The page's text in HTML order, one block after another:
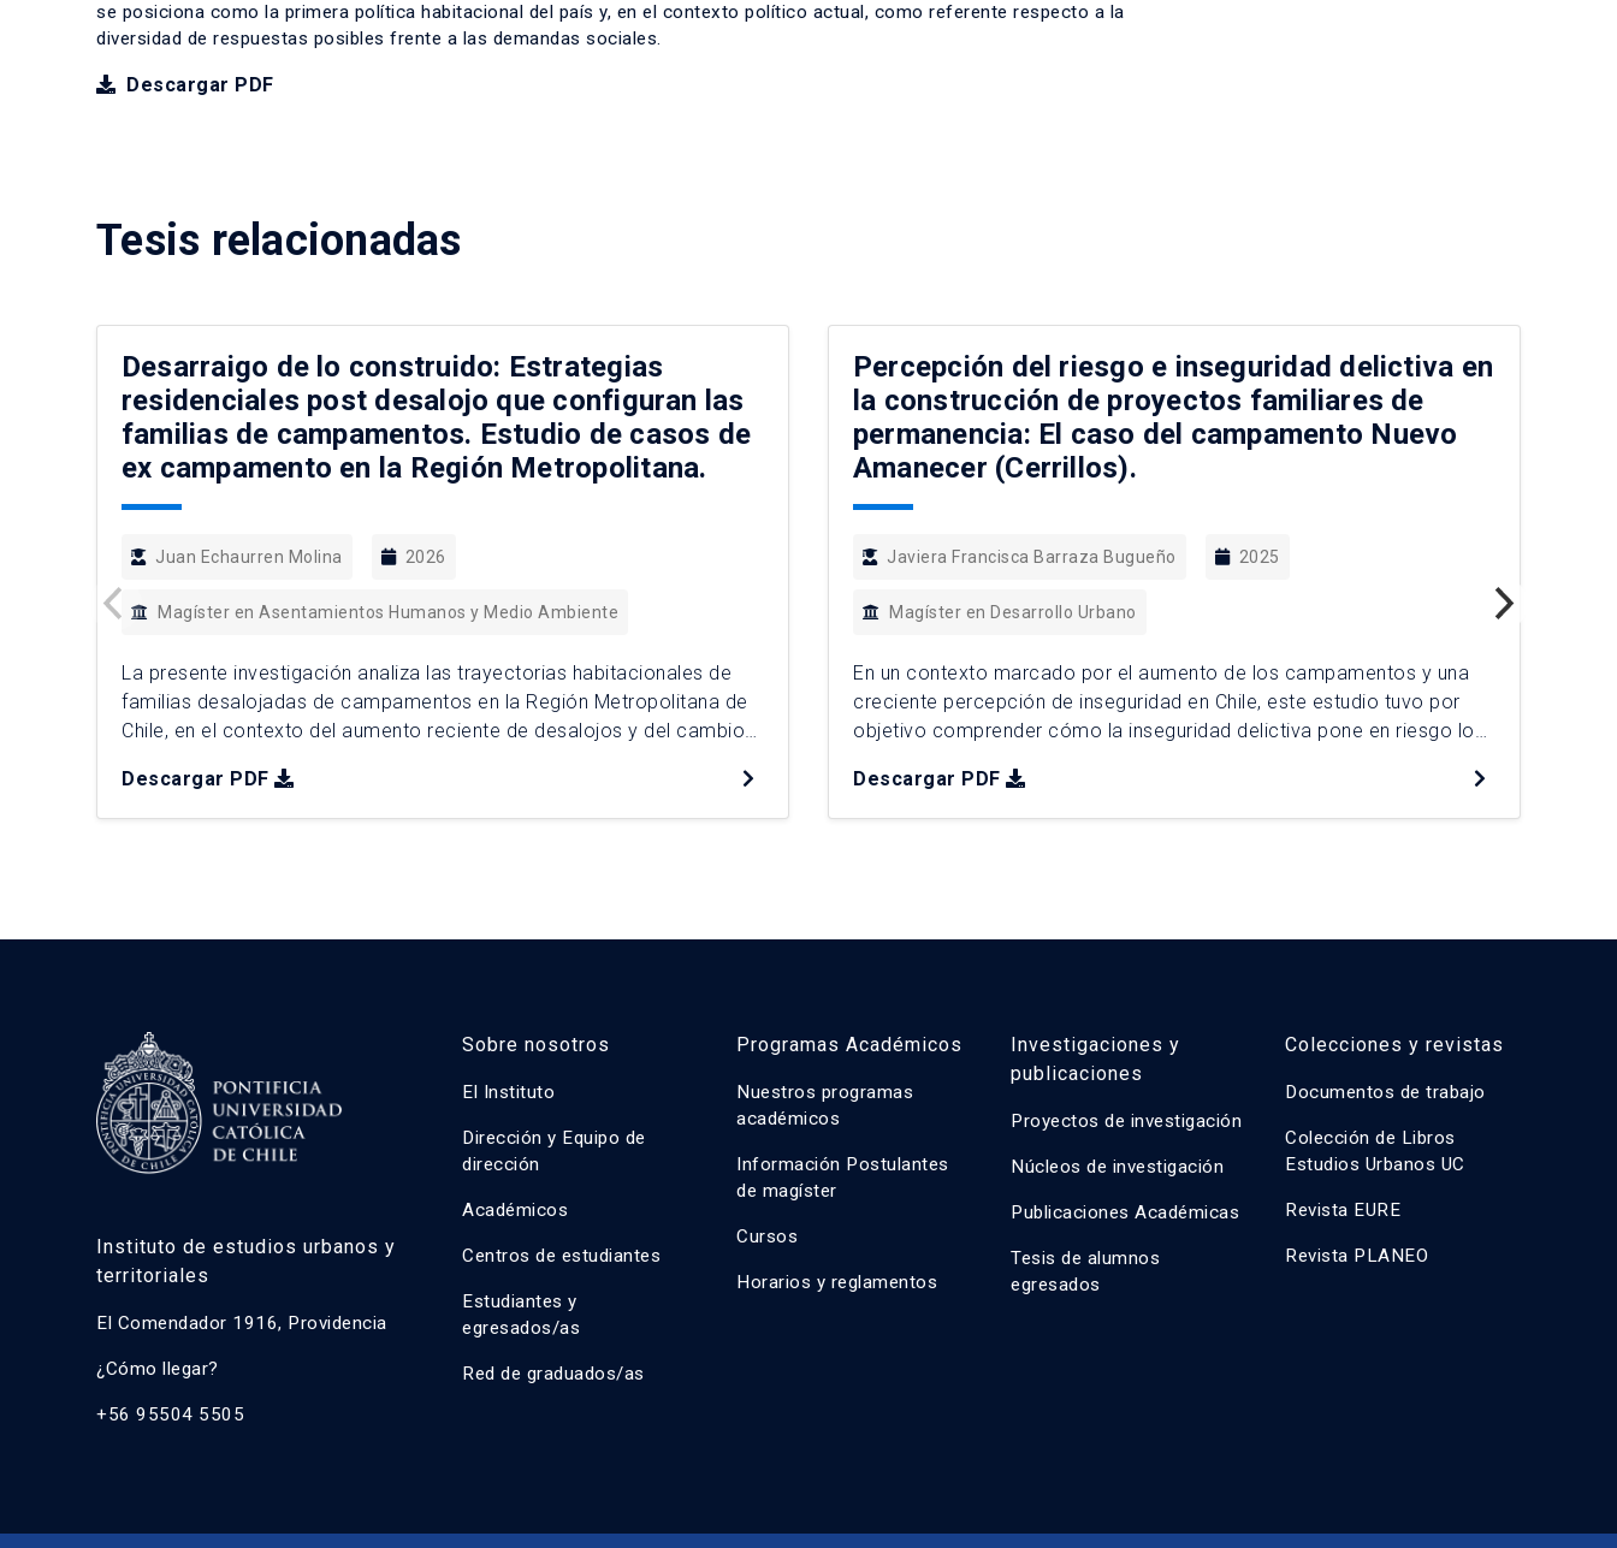
se posiciona como la primera política habitacional del país y, en el contexto político actual, como referente respecto a la
diversidad de respuestas posibles frente a las demandas sociales.
Descargar PDF
Tesis relacionadas
Desarraigo de lo construido: Estrategias
residenciales post desalojo que configuran las
familias de campamentos. Estudio de casos de
ex campamento en la Región Metropolitana.
Juan Echaurren Molina 2026
Magíster en Asentamientos Humanos y Medio Ambiente
La presente investigación analiza las trayectorias habitacionales de
familias desalojadas de campamentos en la Región Metropolitana de
Chile, en el contexto del aumento reciente de desalojos y del cambio
enfoque cualitativo basado en cinco casos desalojados entre 2024 y
2025, se realizaron 31 entrevistas […]
Descargar PDF
Percepción del riesgo e inseguridad delictiva en
la construcción de proyectos familiares de
permanencia: El caso del campamento Nuevo
Amanecer (Cerrillos).
Javiera Francisca Barraza Bugueño 2025
Magíster en Desarrollo Urbano
En un contexto marcado por el aumento de los campamentos y una
creciente percepción de inseguridad en Chile, este estudio tuvo por
objetivo comprender cómo la inseguridad delictiva pone en riesgo los
campamento Nuevo Amanecer. La investigación utilizó una
metodología cualitativa, que incluyó una etnografía localizada y […]
Descargar PDF
Instituto de estudios urbanos y
territoriales
El Comendador 1916, Providencia
¿Cómo llegar?
+56 95504 5505
Sobre nosotros
El Instituto
Dirección y Equipo de
dirección
Académicos
Centros de estudiantes
Estudiantes y
egresados/as
Red de graduados/as
Programas Académicos
Nuestros programas
académicos
Información Postulantes
de magíster
Cursos
Horarios y reglamentos
Investigaciones y
publicaciones
Proyectos de investigación
Núcleos de investigación
Publicaciones Académicas
Tesis de alumnos
egresados
Colecciones y revistas
Documentos de trabajo
Colección de Libros
Estudios Urbanos UC
Revista EURE
Revista PLANEO